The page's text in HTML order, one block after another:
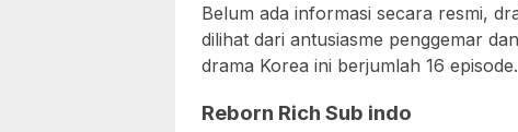
Belum ada informasi secara resmi,
dilihat dari antusiasme penggemar
drama Korea ini berjumlah 16 episode.
Reborn Rich Sub indo